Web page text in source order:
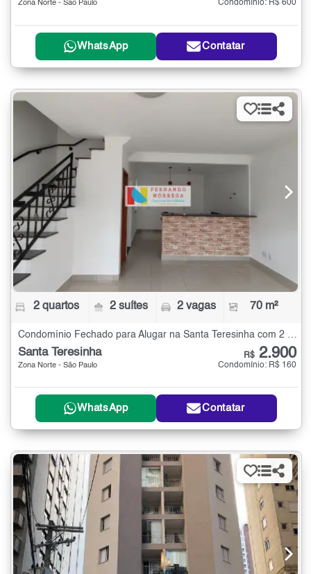
Zona Norte - São Paulo Condomínio: R$ 600
WhatsApp Contatar
2 quartos 2 suítes 2 vagas 70 m²
Santa Teresinha
Zona Norte - São Paulo
R$ 2.900
Condomínio: R$ 160
WhatsApp Contatar